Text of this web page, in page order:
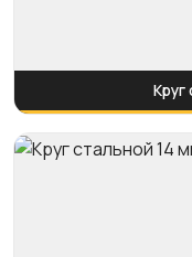
Круг